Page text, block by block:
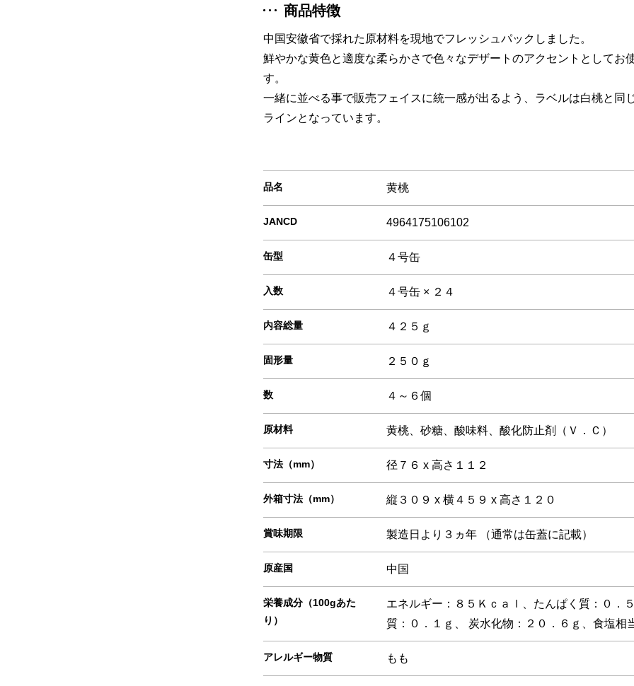
商品特徴
中国安徽省で採れた原材料を現地でフレッシュパックしました。
鮮やかな黄色と適度な柔らかさで色々なデザートのアクセントとしてお
す。
一緒に並べる事で販売フェイスに統一感が出るよう、ラベルは白桃と同
ラインとなっています。
品名 黄桃
JANCD 4964175106102
缶型 ４号缶
入数 ４号缶 × ２４
内容総量 ４２５ｇ
固形量 ２５０ｇ
数 ４～６個
原材料 黄桃、砂糖、酸味料、酸化防止剤（Ｖ．Ｃ）
寸法（mm） 径７６ x 高さ１１２
外箱寸法（mm） 縦３０９ x 横４５９ x 高さ１２０
賞味期限 製造日より３ヵ年 （通常は缶蓋に記載）
原産国 中国
栄養成分（100gあた
り）
エネルギー：８５Ｋｃａｌ、たんぱく質：０．
質：０．１ｇ、 炭水化物：２０．６ｇ、食塩相
アレルギー物質 もも